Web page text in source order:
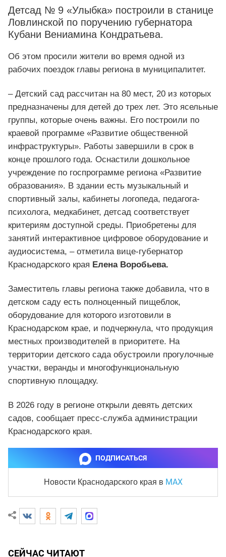
Детсад № 9 «Улыбка» построили в станице
Ловлинской по поручению губернатора
Кубани Вениамина Кондратьева.
Об этом просили жители во время одной из
рабочих поездок главы региона в муниципалитет.
– Детский сад рассчитан на 80 мест, 20 из которых
предназначены для детей до трех лет. Это ясельные
группы, которые очень важны. Его построили по
краевой программе «Развитие общественной
инфраструктуры». Работы завершили в срок в
конце прошлого года. Оснастили дошкольное
учреждение по госпрограмме региона «Развитие
образования». В здании есть музыкальный и
спортивный залы, кабинеты логопеда, педагога-
психолога, медкабинет, детсад соответствует
критериям доступной среды. Приобретены для
занятий интерактивное цифровое оборудование и
аудиосистема, – отметила вице-губернатор
Краснодарского края Елена Воробьева.
Заместитель главы региона также добавила, что в
детском саду есть полноценный пищеблок,
оборудование для которого изготовили в
Краснодарском крае, и подчеркнула, что продукция
местных производителей в приоритете. На
территории детского сада обустроили прогулочные
участки, веранды и многофункциональную
спортивную площадку.
В 2026 году в регионе открыли девять детских
садов, сообщает пресс-служба администрации
Краснодарского края.
ПОДПИСАТЬСЯ
Новости Краснодарского края в MAX
СЕЙЧАС ЧИТАЮТ